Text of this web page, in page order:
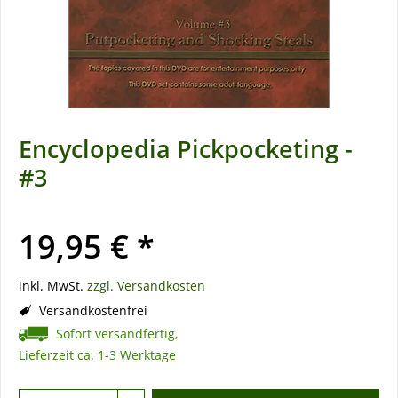
Encyclopedia Pickpocketing -
#3
19,95 € *
inkl. MwSt. zzgl. Versandkosten
Versandkostenfrei
Sofort versandfertig,
Lieferzeit ca. 1-3 Werktage